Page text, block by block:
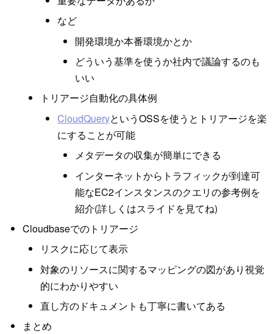
など
開発環境か本番環境かとか
どういう基準を使うか社内で議論するのも
いい
トリアージ自動化の具体例
CloudQueryというOSSを使うとトリアージを楽
にすることが可能
メタデータの収集が簡単にできる
インターネットからトラフィックが到達可
能なEC2インスタンスのクエリの参考例を
紹介(詳しくはスライドを見てね)
Cloudbaseでのトリアージ
リスクに応じて表示
対象のリソースに関するマッピングの図があり視覚
的にわかりやすい
直し方のドキュメントも丁寧に書いてある
まとめ